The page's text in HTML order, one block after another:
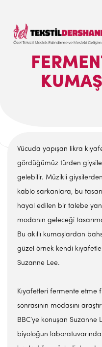
Vücuda yapışan likra
gördüğümüz türden
gelebilir. Müzikli
kablo sarkanlara, bu
hayal edilen bir talebe
modanın geleceği
Bu akıllı kumaşlardan
güzel örnek kendi
Suzanne Lee.
Kıyafetleri fermente etme
sonrasının modasını
BBC’ye konuşan Suzanne
biyoloğun